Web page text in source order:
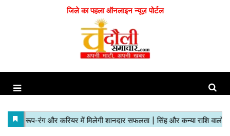
जिले का पहला ऑनलाइन न्यूज़ पोर्टल